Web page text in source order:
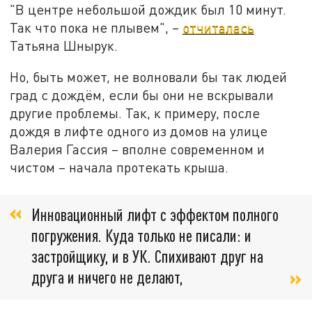
"В центре небольшой дождик был 10 минут.
Так что пока не плывем", – отчиталась
Татьяна Шнырук.
Но, быть может, не волновали бы так людей
град с дождём, если бы они не вскрывали
другие проблемы. Так, к примеру, после
дождя в лифте одного из домов на улице
Валерия Гассия – вполне современном и
чистом – начала протекать крыша.
Инновационный лифт с эффектом полного
погружения. Куда только не писали: и
застройщику, и в УК. Спихивают друг на
друга и ничего не делают,